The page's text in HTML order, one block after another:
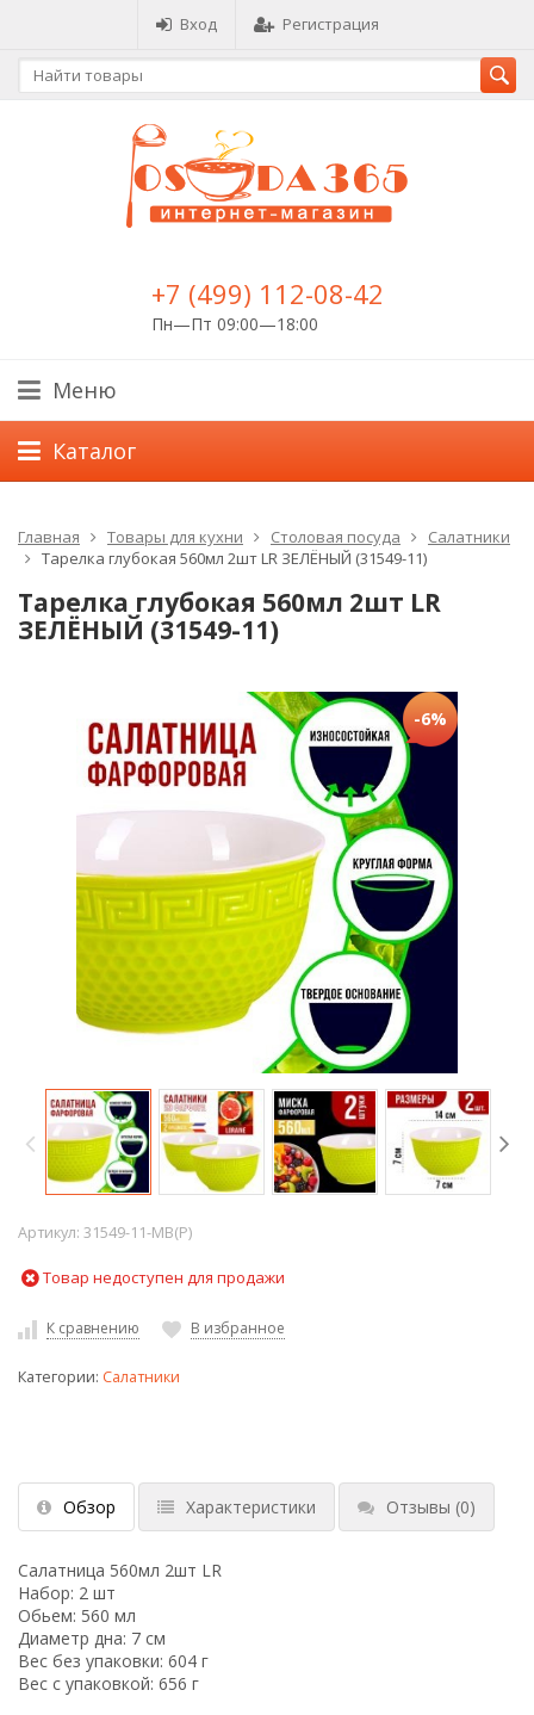
Вход Регистрация
+7 (499) 112-08-42
Пн—Пт 09:00—18:00
Меню
Каталог
Главная Товары для кухни Столовая посуда
Салатники
Тарелка глубокая 560мл 2шт LR ЗЕЛЁНЫЙ (31549-11)
Тарелка глубокая 560мл 2шт LR
ЗЕЛЁНЫЙ (31549-11)
-6%
Артикул: 31549-11-MB(P)
Товар недоступен для продажи
К сравнению В избранное
Категории: Салатники
Обзор Характеристики Отзывы (0)
Салатница 560мл 2шт LR
Набор: 2 шт
Обьем: 560 мл
Диаметр дна: 7 см
Вес без упаковки: 604 г
Вес с упаковкой: 656 г